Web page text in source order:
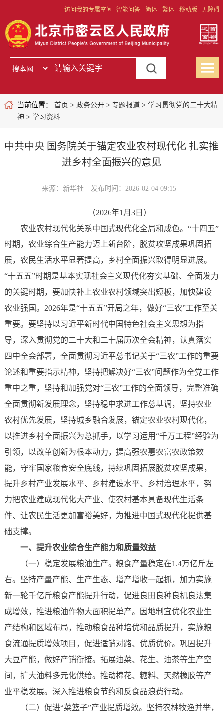
访问我的专属空间 智能问答 简体 繁体 移动版 无障碍
当前位置： 首页 > 政务公开> 专题报道> 学习贯彻党的二十大精
神 > 学习资料
中共中央 国务院关于锚定农业农村现代化 扎实推
进乡村全面振兴的意见
来源：新华社 发布时间：2026-02-04 09:15
（2026年1月3日）
农业农村现代化关系中国式现代化全局和成色。“十四五”
时期，农业综合生产能力迈上新台阶，脱贫攻坚成果巩固拓
展，农民生活水平显著提高，乡村全面振兴取得明显进展。
“十五五”时期是基本实现社会主义现代化夯实基础、全面发力
的关键时期，要加快补上农业农村领域突出短板，加快建设
农业强国。2026年是“十五五”开局之年，做好“三农”工作至关
重要。要坚持以习近平新时代中国特色社会主义思想为指
导，深入贯彻党的二十大和二十届历次全会精神，认真落实
四中全会部署，全面贯彻习近平总书记关于“三农”工作的重要
论述和重要指示精神，坚持把解决好“三农”问题作为全党工作
重中之重，坚持和加强党对“三农”工作的全面领导，完整准确
全面贯彻新发展理念，坚持稳中求进工作总基调，坚持农业
农村优先发展，坚持城乡融合发展，锚定农业农村现代化，
以推进乡村全面振兴为总抓手，以学习运用“千万工程”经验为
引领，以改革创新为根本动力，提高强农惠农富农政策效
能，守牢国家粮食安全底线，持续巩固拓展脱贫攻坚成果，
提升乡村产业发展水平、乡村建设水平、乡村治理水平，努
力把农业建成现代化大产业、使农村基本具备现代生活条
件、让农民生活更加富裕美好，为推进中国式现代化提供基
础支撑。
一、提升农业综合生产能力和质量效益
（一）稳定发展粮油生产。粮食产量稳定在1.4万亿斤左
右。坚持产量产能、生产生态、增产增收一起抓，加力实施
新一轮千亿斤粮食产能提升行动，促进良田良种良机良法集
成增效，推进粮油作物大面积提单产。因地制宜优化农业生
产结构和区域布局，推动粮食品种培优和品质提升，实施粮
食流通提质增效项目，促进适销对路、优质优价。巩固提升
大豆产能，做好产销衔接。拓展油菜、花生、油茶等生产空
间，扩大油料多元化供给。推动棉花、糖料、天然橡胶等产
业平稳发展。深入推进粮食节约和反食品浪费行动。
（二）促进“菜篮子”产业提质增效。坚持农林牧渔并举，